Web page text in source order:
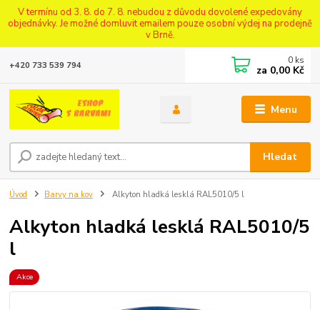
V termínu od 3. 8. do 7. 8. nebudou z důvodu dovolené expedovány
objednávky. Je možné domluvit emailem pouze osobní výdej na prodejně
v Brně.
Menu
Hledat
+420 733 539 794 0 ks
za 0,00 Kč
Úvod Barvy na kov Alkyton hladká lesklá RAL5010/5 l
Alkyton hladká lesklá RAL5010/5
l
Akce